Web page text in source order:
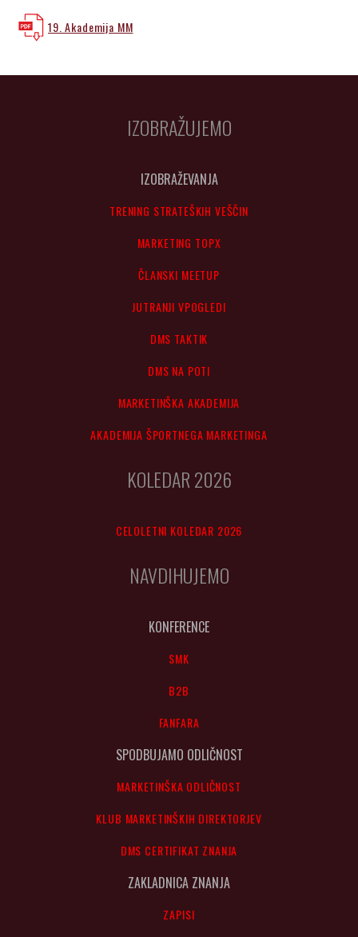
19. Akademija MM
IZOBRAŽUJEMO
IZOBRAŽEVANJA
TRENING STRATEŠKIH VEŠČIN
MARKETING TOPX
ČLANSKI MEETUP
JUTRANJI VPOGLEDI
DMS TAKTIK
DMS NA POTI
MARKETINŠKA AKADEMIJA
AKADEMIJA ŠPORTNEGA MARKETINGA
KOLEDAR 2026
CELOLETNI KOLEDAR 2026
NAVDIHUJEMO
KONFERENCE
SMK
B2B
FANFARA
SPODBUJAMO ODLIČNOST
MARKETINŠKA ODLIČNOST
KLUB MARKETINŠKIH DIREKTORJEV
DMS CERTIFIKAT ZNANJA
ZAKLADNICA ZNANJA
ZAPISI